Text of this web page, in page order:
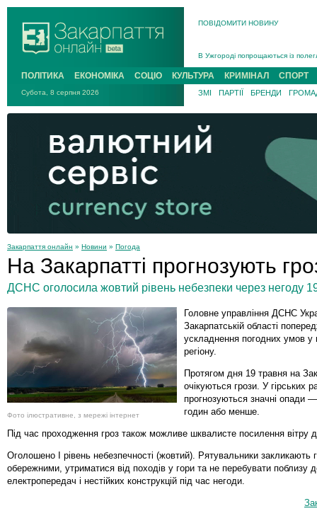
ПОВІДОМИТИ НОВИНУ
В Ужгороді попрощаються із
В Ужгороді 5 серпня
Підтвердили загибель
На війні з рф поліг військовий з
На Хустщині внаслідок ДТП за
Інструктора районного ТЦК на
ПОЛІТИКА ЕКОНОМІКА СОЦІО КУЛЬТУРА КРИМІНАЛ СПОРТ
Субота, 8 серпня 2026 ЗМІ ПАРТІЇ БРЕНДИ
Закарпаття онлайн » Новини » Погода
На Закарпатті прогнозують
ДСНС оголосила жовтий рівень небезпеки через негоду
Фото ілюстративне, з мережі інтернет
Головне управління ДСНС
Закарпатській області
ускладнення погодних умов у
регіону.
Протягом дня 19 травня на
очікуються грози. У гірських
прогнозуються значні опади
годин або менше.
Під час проходження гроз також можливе шквалисте посилення вітру
Оголошено І рівень небезпечності (жовтий). Рятувальники закликають
обережними, утриматися від походів у гори та не перебувати поблизу
електропередач і нестійких конструкцій під час негоди.